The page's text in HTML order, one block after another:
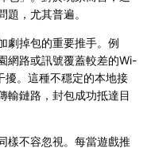
，尤其普遍。
劇掉包的重要推手。例
網路或訊號覆蓋較差的Wi-
擾。這種不穩定的本地接
輸鏈路，封包成功抵達目
樣不容忽視。每當遊戲推